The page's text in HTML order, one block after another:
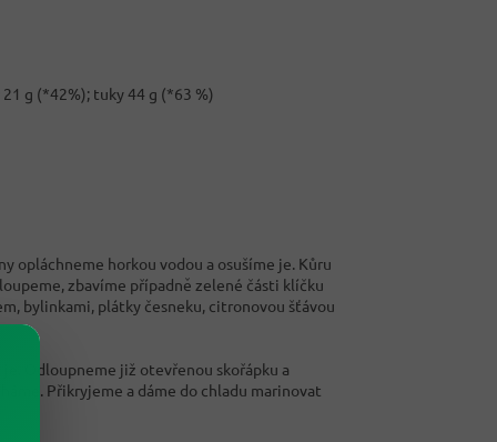
g (*42%); tuky 44 g (*63 %)
opláchneme horkou vodou a osušíme je. Kůru
zbavíme případně zelené části klíčku
bylinkami, plátky česneku, citronovou šťávou
Odloupneme již otevřenou skořápku a
Přikryjeme a dáme do chladu marinovat